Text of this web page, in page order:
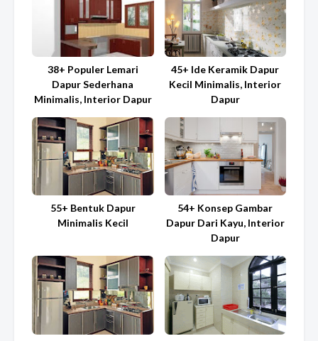
38+ Populer Lemari
Dapur Sederhana
Minimalis, Interior Dapur
45+ Ide Keramik Dapur
Kecil Minimalis, Interior
Dapur
55+ Bentuk Dapur
Minimalis Kecil
54+ Konsep Gambar
Dapur Dari Kayu, Interior
Dapur